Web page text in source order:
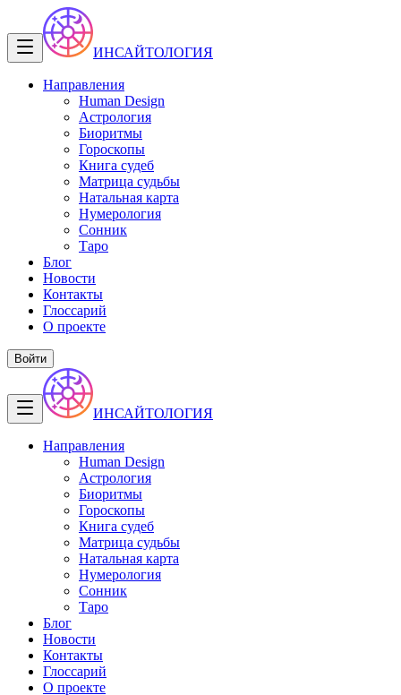
ИНСАЙТОЛОГИЯ
Направления
Human Design
Астрология
Биоритмы
Гороскопы
Книга судеб
Матрица судьбы
Натальная карта
Нумерология
Сонник
Таро
Блог
Новости
Контакты
Глоссарий
О проекте
Войти
ИНСАЙТОЛОГИЯ
Направления
Human Design
Астрология
Биоритмы
Гороскопы
Книга судеб
Матрица судьбы
Натальная карта
Нумерология
Сонник
Таро
Блог
Новости
Контакты
Глоссарий
О проекте